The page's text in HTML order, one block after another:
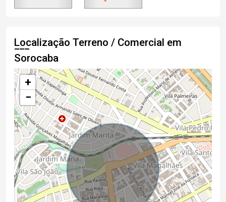
Localização Terreno / Comercial em
Sorocaba
+
−